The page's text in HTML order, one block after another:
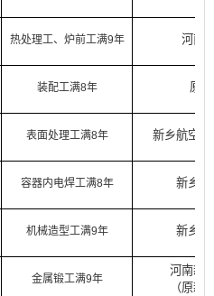
热处理工、炉前工满9年 河南
装配工满8年 原
表面处理工满8年 新乡航空
容器内电焊工满8年 新乡市
机械造型工满9年 新乡市
金属锻工满9年
河南新
（原新